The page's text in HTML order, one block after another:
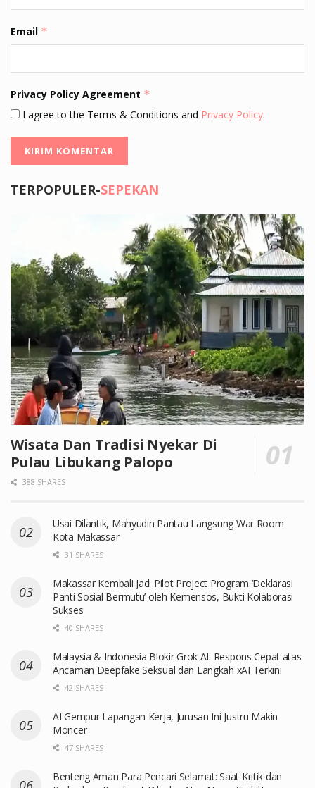
Email *
Privacy Policy Agreement *
I agree to the Terms & Conditions and Privacy Policy.
TERPOPULER-SEPEKAN
Wisata Dan Tradisi Nyekar Di
Pulau Libukang Palopo
388 SHARES
Usai Dilantik, Mahyudin Pantau Langsung War Room
Kota Makassar
31 SHARES
Makassar Kembali Jadi Pilot Project Program ‘Deklarasi
Panti Sosial Bermutu’ oleh Kemensos, Bukti Kolaborasi
Sukses
40 SHARES
Malaysia & Indonesia Blokir Grok AI: Respons Cepat atas
Ancaman Deepfake Seksual dan Langkah xAI Terkini
42 SHARES
AI Gempur Lapangan Kerja, Jurusan Ini Justru Makin
Moncer
47 SHARES
Benteng Aman Para Pencari Selamat: Saat Kritik dan